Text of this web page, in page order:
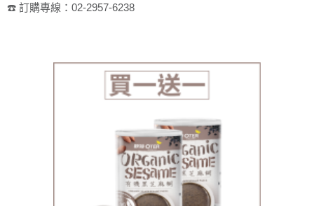
☎️ 訂購專線：02-2957-6238